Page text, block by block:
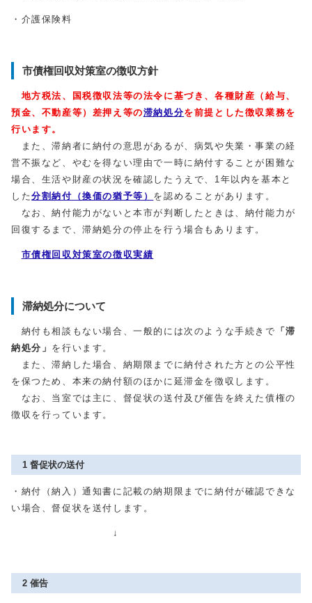
・介護保険料
市債権回収対策室の徴収方針
地方税法、国税徴収法等の法令に基づき、各種財産（給与、
預金、不動産等）差押え等の滞納処分を前提とした徴収業務を
行います。
また、滞納者に納付の意思があるが、病気や失業・事業の経
営不振など、やむを得ない理由で一時に納付することが困難な
場合、生活や財産の状況を確認したうえで、1年以内を基本と
した分割納付（換価の猶予等） を認めることがあります。
なお、納付能力がないと本市が判断したときは、納付能力が
回復するまで、滞納処分の停止を行う場合もあります。
市債権回収対策室の徴収実績
滞納処分について
納付も相談もない場合、一般的には次のような手続きで 「滞
納処分」 を行います。
また、滞納した場合、納期限までに納付された方との公平性
を保つため、本来の納付額のほかに延滞金を徴収します。
なお、当室では主に、督促状の送付及び催告を終えた債権の
徴収を行っています。
1 督促状の送付
・納付（納入）通知書に記載の納期限までに納付が確認できな
い場合、督促状を送付します。
↓
2 催告